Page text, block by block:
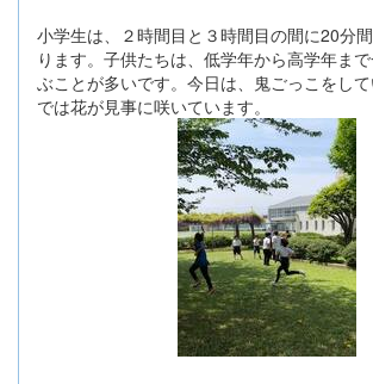
小学生は、２時間目と３時間目の間に20分
ります。子供たちは、低学年から高学年ま
ぶことが多いです。今日は、鬼ごっこをし
では花が見事に咲いています。